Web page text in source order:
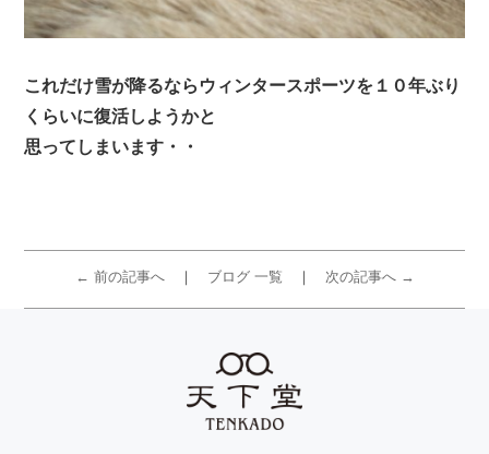
これだけ雪が降るならウィンタースポーツを１０年ぶり
くらいに復活しようかと
思ってしまいます・・
← 前の記事へ ブログ 一覧 次の記事へ →